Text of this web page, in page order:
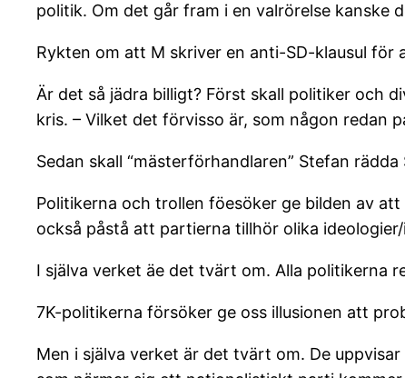
politik. Om det går fram i en valrörelse kanske
Rykten om att M skriver en anti-SD-klausul för
Är det så jädra billigt? Först skall politiker och
kris. – Vilket det förvisso är, som någon redan
Sedan skall “mästerförhandlaren” Stefan
Politikerna och trollen föesöker ge bilden av
också påstå att partierna tillhör olika
I själva verket äe det tvärt om. Alla politikerna
7K-politikerna försöker ge oss illusionen att
Men i själva verket är det tvärt om. De